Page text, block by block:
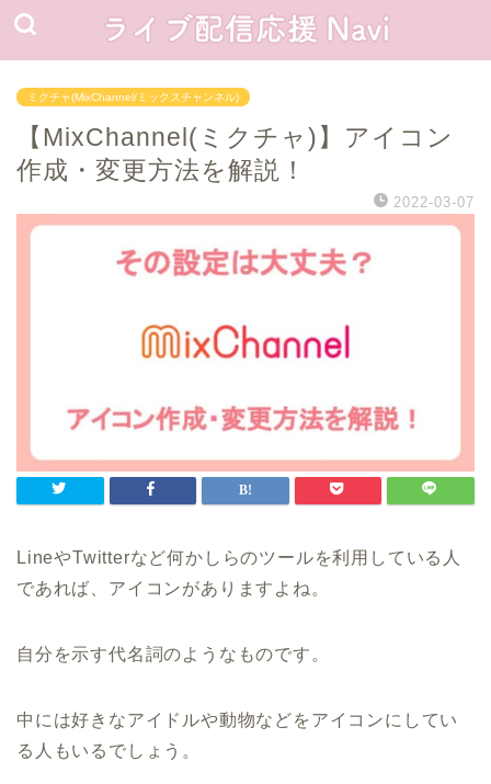
ミクチャ(MixChannel/ミックスチャンネル)
【MixChannel(ミクチャ)】アイコン
作成・変更方法を解説！
2022-03-07
LineやTwitterなど何かしらのツールを利用している人
であれば、アイコンがありますよね。
自分を示す代名詞のようなものです。
中には好きなアイドルや動物などをアイコンにしてい
る人もいるでしょう。